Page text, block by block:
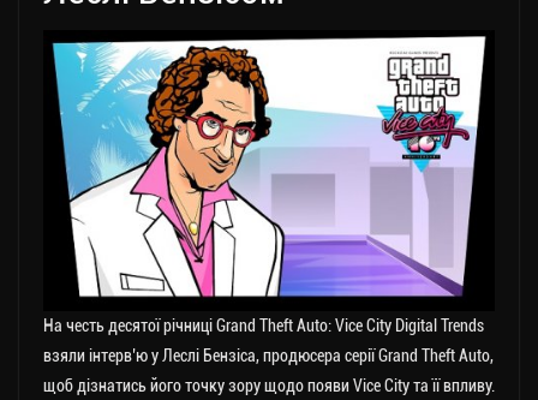
На честь десятої річниці Grand Theft Auto: Vice City Digital Trends
взяли інтерв’ю у Леслі Бензіса, продюсера серії Grand Theft Auto,
щоб дізнатись його точку зору щодо появи Vice City та її впливу.